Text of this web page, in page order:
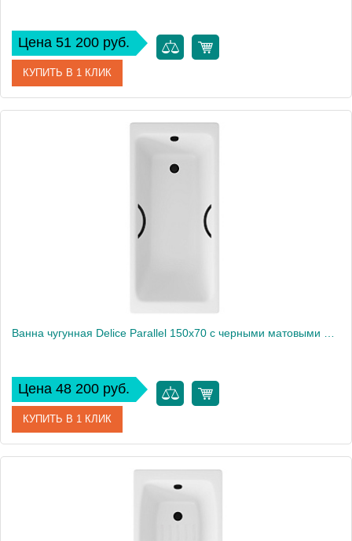
Цена 51 200 руб.
КУПИТЬ В 1 КЛИК
Цена 48 200 руб.
КУПИТЬ В 1 КЛИК